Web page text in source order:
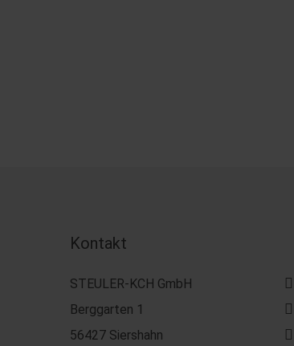
Kontakt
STEULER-KCH GmbH
Berggarten 1
56427 Siershahn